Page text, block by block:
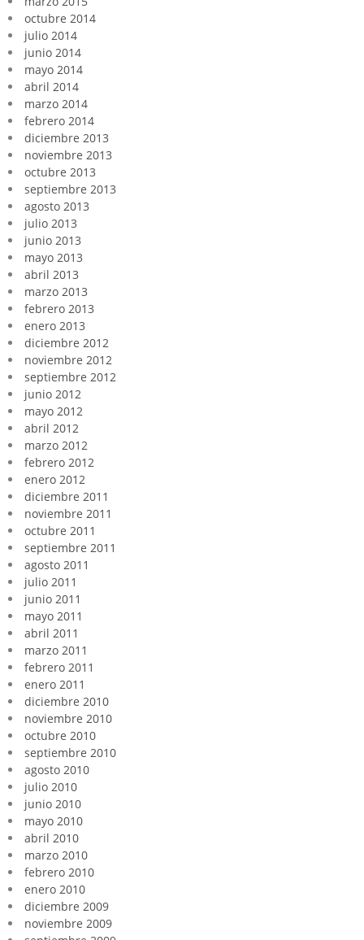
octubre 2014
julio 2014
junio 2014
mayo 2014
abril 2014
marzo 2014
febrero 2014
diciembre 2013
noviembre 2013
octubre 2013
septiembre 2013
agosto 2013
julio 2013
junio 2013
mayo 2013
abril 2013
marzo 2013
febrero 2013
enero 2013
diciembre 2012
noviembre 2012
septiembre 2012
junio 2012
mayo 2012
abril 2012
marzo 2012
febrero 2012
enero 2012
diciembre 2011
noviembre 2011
octubre 2011
septiembre 2011
agosto 2011
julio 2011
junio 2011
mayo 2011
abril 2011
marzo 2011
febrero 2011
enero 2011
diciembre 2010
noviembre 2010
octubre 2010
septiembre 2010
agosto 2010
julio 2010
junio 2010
mayo 2010
abril 2010
marzo 2010
febrero 2010
enero 2010
diciembre 2009
noviembre 2009